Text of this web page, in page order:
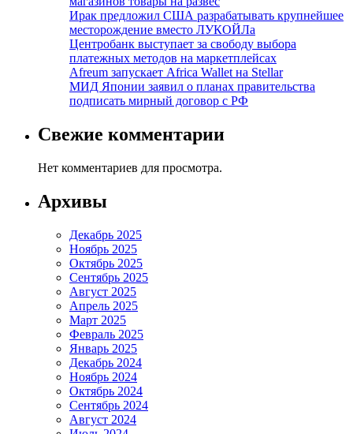
Ирак предложил США разрабатывать крупнейшее
месторождение вместо ЛУКОЙЛа
Центробанк выступает за свободу выбора
платежных методов на маркетплейсах
Afreum запускает Africa Wallet на Stellar
МИД Японии заявил о планах правительства
подписать мирный договор с РФ
Свежие комментарии
Нет комментариев для просмотра.
Архивы
Декабрь 2025
Ноябрь 2025
Октябрь 2025
Сентябрь 2025
Август 2025
Апрель 2025
Март 2025
Февраль 2025
Январь 2025
Декабрь 2024
Ноябрь 2024
Октябрь 2024
Сентябрь 2024
Август 2024